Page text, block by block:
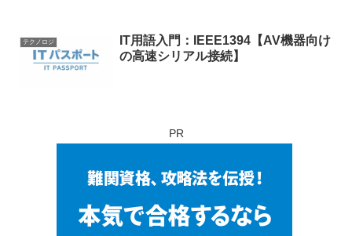
テクノロジ
IT用語入門：IEEE1394【AV機器向け
の高速シリアル接続】
PR